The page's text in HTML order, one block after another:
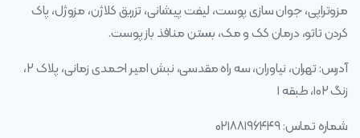
مزوتراپی، جوان سازی پوست، لیفت پیشانی، تزریق کلاژن، مزوژل، پاک
کردن تاتو، درمان کک و مک، بستن منافذ باز پوست.
آدرس: تهران، نیاوران، سه راه مقدسی، نبش امیر احمدی زمانی، پلاک ۲،
زنگ ۱۰۲، طبقه ۱
شماره تماس: ۰۲۱۸۸۱۹۶۴۴۹